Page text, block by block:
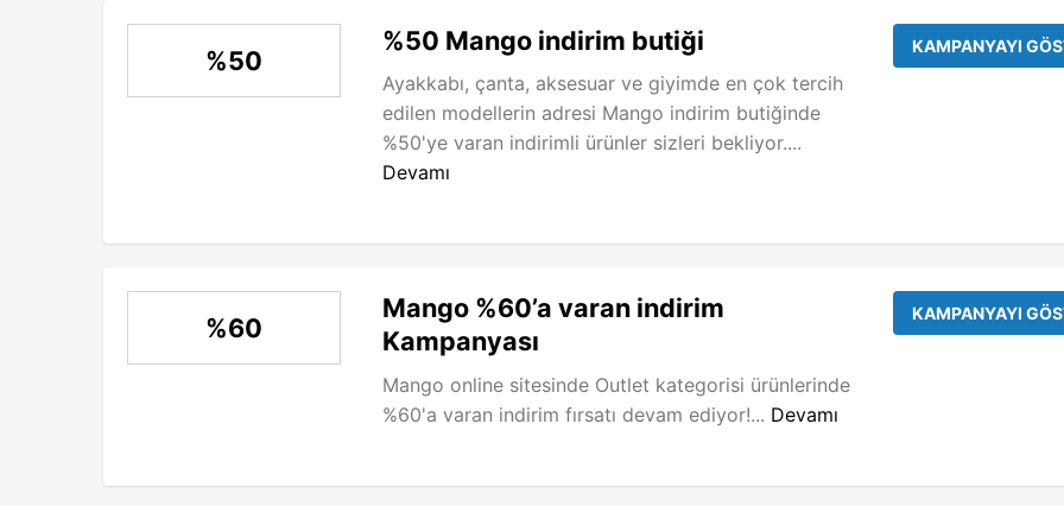
%50
%50 Mango indirim butiği
Ayakkabı, çanta, aksesuar ve giyimde en çok tercih
edilen modellerin adresi Mango indirim butiğinde
%50'ye varan indirimli ürünler sizleri bekliyor....
Devamı
KAMPANYAYI
%60
Mango %60’a varan indirim
Kampanyası
Mango online sitesinde Outlet kategorisi ürünlerinde
%60'a varan indirim fırsatı devam ediyor!... Devamı
KAMPANYAYI